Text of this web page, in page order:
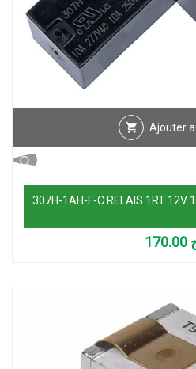
Ajouter
307H-1AH-F-C RELAIS 1RT 12V